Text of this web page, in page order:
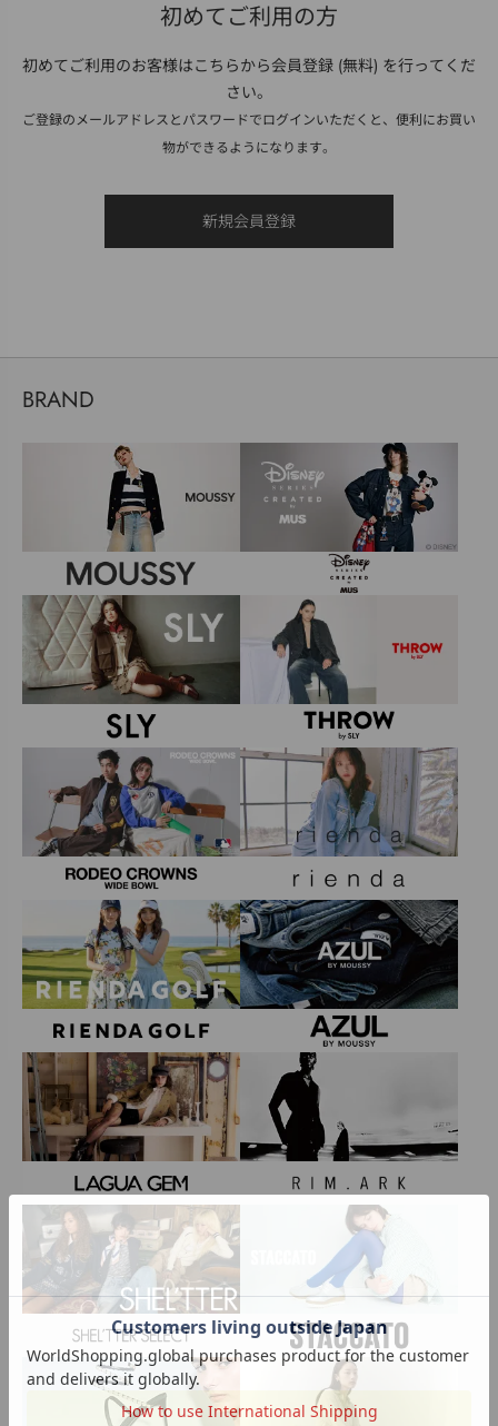
初めてご利用の方
初めてご利用のお客様はこちらから会員登録 (無料) を行ってくだ
さい。
ご登録のメールアドレスとパスワードでログインいただくと、便利にお買い
物ができるようになります。
BRAND